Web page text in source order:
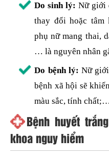
Do sinh lý:Nữ giới
thay đổi hoặc tâm
phụ nữ mang thai,
… là nguyên nhân
Do bệnh lý:Nữ
bệnh xã hội sẽ
màu sắc, tính
Bệnh huyết
khoa nguy hiểm